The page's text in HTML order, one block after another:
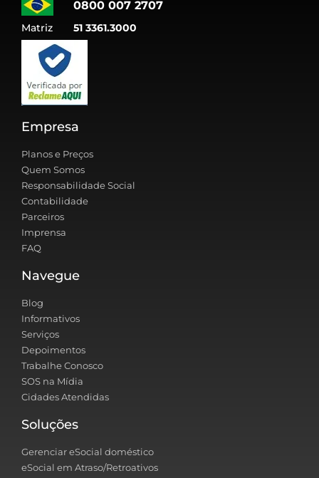
0800 007 2707
Matriz 51 3361.3000
Empresa
Planos e Preços
Quem Somos
Responsabilidade Social
Contabilidade
Parceiros
Imprensa
FAQ
Navegue
Blog
Informativos
Serviços
Depoimentos
Trabalhe Conosco
SOS na Mídia
Cidades Atendidas
Soluções
Gerenciar eSocial doméstico
eSocial em Atraso/Retroativos